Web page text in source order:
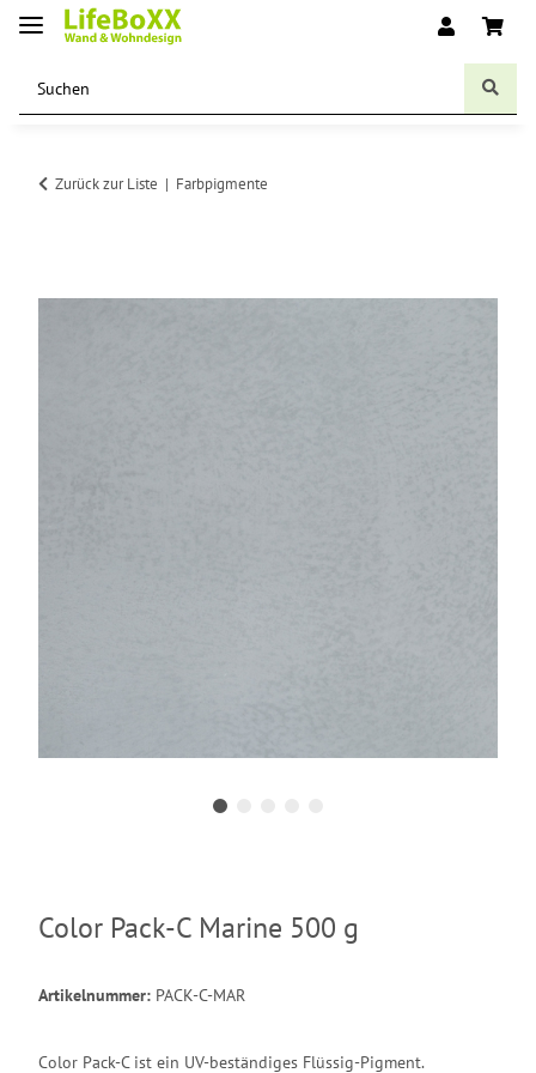
Zurück zur Liste Farbpigmente
Color Pack-C Marine 500 g
Artikelnummer: PACK-C-MAR
Color Pack-C ist ein UV-beständiges Flüssig-Pigment.